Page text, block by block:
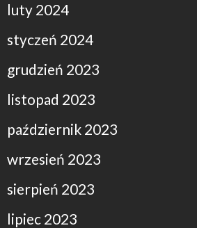
luty 2024
styczeń 2024
grudzień 2023
listopad 2023
październik 2023
wrzesień 2023
sierpień 2023
lipiec 2023